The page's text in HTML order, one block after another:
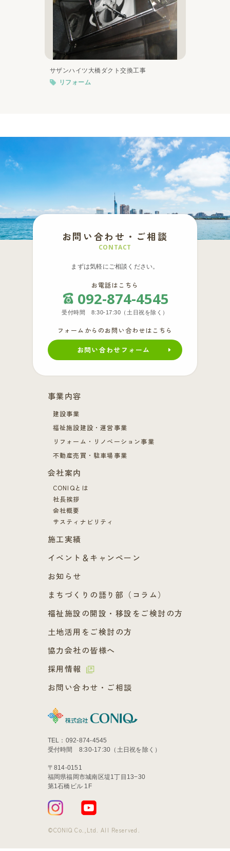
サザンハイツ大橋ダクト交換工事
リフォーム
お問い合わせ・ご相談
CONTACT
まずは気軽にご相談ください。
お電話はこちら
092-874-4545
受付時間 8:30-17:30（土日祝を除く）
フォームからのお問い合わせはこちら
お問い合わせフォーム
事業内容
建設事業
福祉施設建設・運営事業
リフォーム・リノベーション事業
不動産売買・駐車場事業
会社案内
CONIQとは
社長挨拶
会社概要
サスティナビリティ
施工実績
イベント＆キャンペーン
お知らせ
まちづくりの語り部（コラム）
福祉施設の開設・移設をご検討の方
土地活用をご検討の方
協力会社の皆様へ
採用情報
お問い合わせ・ご相談
TEL：092-874-4545
受付時間 8:30-17:30（土日祝を除く）
〒814-0151
福岡県福岡市城南区堤1丁目13−30
第1石橋ビル 1F
©CONIQ Co.,Ltd. All Reserved.